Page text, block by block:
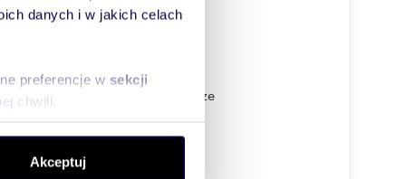
danych i w jakich celach
preferencje w sekcji
chwili.
społecznościowym,
Akceptuj
nieopodal stacji SKM Wzgórze